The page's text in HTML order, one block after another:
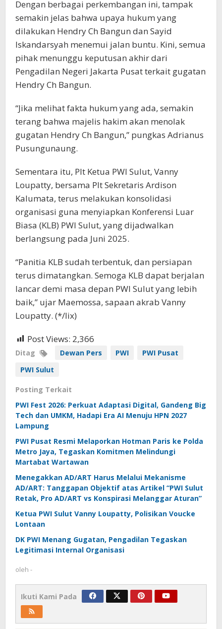
Dengan berbagai perkembangan ini, tampak
semakin jelas bahwa upaya hukum yang
dilakukan Hendry Ch Bangun dan Sayid
Iskandarsyah menemui jalan buntu. Kini, semua
pihak menunggu keputusan akhir dari
Pengadilan Negeri Jakarta Pusat terkait gugatan
Hendry Ch Bangun.
“Jika melihat fakta hukum yang ada, semakin
terang bahwa majelis hakim akan menolak
gugatan Hendry Ch Bangun,” pungkas Adrianus
Pusungunaung.
Sementara itu, Plt Ketua PWI Sulut, Vanny
Loupatty, bersama Plt Sekretaris Ardison
Kalumata, terus melakukan konsolidasi
organisasi guna menyiapkan Konferensi Luar
Biasa (KLB) PWI Sulut, yang dijadwalkan
berlangsung pada Juni 2025.
“Panitia KLB sudah terbentuk, dan persiapan
terus dimatangkan. Semoga KLB dapat berjalan
lancar demi masa depan PWI Sulut yang lebih
baik,” ujar Maemossa, sapaan akrab Vanny
Loupatty. (*/lix)
Post Views: 2,366
Ditag Dewan Pers PWI
PWI Pusat
PWI Sulut
Posting Terkait
PWI Fest 2026: Perkuat Adaptasi Digital, Gandeng Big
Tech dan UMKM, Hadapi Era AI Menuju HPN 2027
Lampung
PWI Pusat Resmi Melaporkan Hotman Paris ke Polda
Metro Jaya, Tegaskan Komitmen Melindungi
Martabat Wartawan
Menegakkan AD/ART Harus Melalui Mekanisme
AD/ART: Tanggapan Objektif atas Artikel “PWI Sulut
Retak, Pro AD/ART vs Konspirasi Melanggar Aturan”
Ketua PWI Sulut Vanny Loupatty, Polisikan Voucke
Lontaan
DK PWI Menang Gugatan, Pengadilan Tegaskan
Legitimasi Internal Organisasi
oleh -
Ikuti Kami Pada